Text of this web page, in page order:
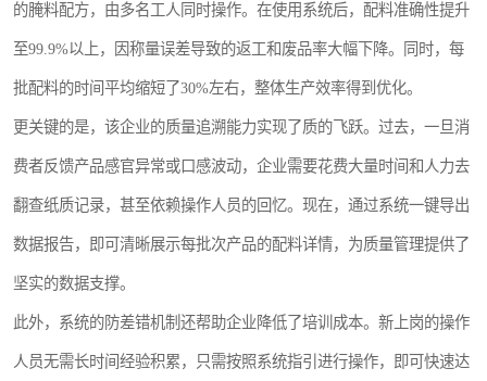
的腌料配方，由多名工人同时操作。在使用系统后，配料准确性提升
至99.9%以上，因称量误差导致的返工和废品率大幅下降。同时，每
批配料的时间平均缩短了30%左右，整体生产效率得到优化。
更关键的是，该企业的质量追溯能力实现了质的飞跃。过去，一旦消
费者反馈产品感官异常或口感波动，企业需要花费大量时间和人力去
翻查纸质记录，甚至依赖操作人员的回忆。现在，通过系统一键导出
数据报告，即可清晰展示每批次产品的配料详情，为质量管理提供了
坚实的数据支撑。
此外，系统的防差错机制还帮助企业降低了培训成本。新上岗的操作
人员无需长时间经验积累，只需按照系统指引进行操作，即可快速达